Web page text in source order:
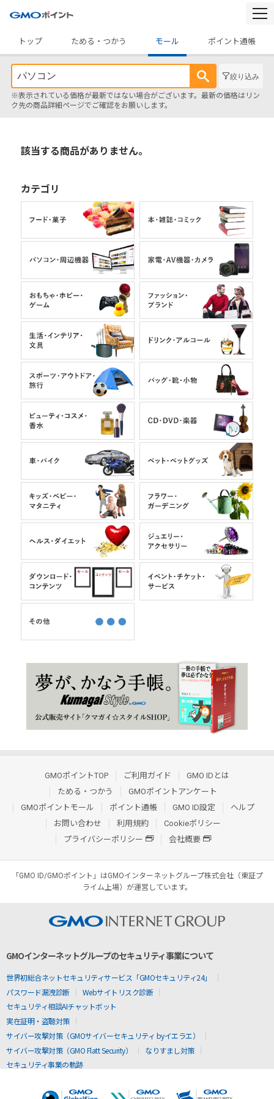
トップ
ためる・つかう モール ポイント通帳
絞り込み
※表示されている価格が最新ではない場合がございます。最新の価格はリン
ク先の商品詳細ページでご確認をお願いします。
該当する商品がありません。
カテゴリ
GMOポイントTOP ご利用ガイド
GMO IDとは
ためる・つかう
GMOポイントアンケート
GMOポイントモール
ポイント通帳 GMO ID設定
ヘルプ
お問い合わせ
利用規約
Cookieポリシー
プライバシーポリシー
会社概要
「GMO ID/GMOポイント」はGMOインターネットグループ株式会社（東証プ
ライム上場）が運営しています。
GMOインターネットグループのセキュリティ事業について
世界初総合ネットセキュリティサービス「GMOセキュリティ24」
パスワード漏洩診断
Webサイトリスク診断
セキュリティ相談AIチャットボット
実在証明・盗聴対策
サイバー攻撃対策（GMOサイバーセキュリティ byイエラエ）
サイバー攻撃対策（GMO Flatt Security）
なりすまし対策
セキュリティ事業の軌跡